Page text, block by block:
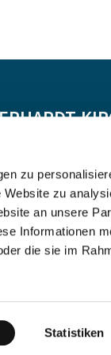
zu
zu
an unsere
Informationen
die sie im
Statistiken
Spendenkonto:
0706 4634 01,
Luth.